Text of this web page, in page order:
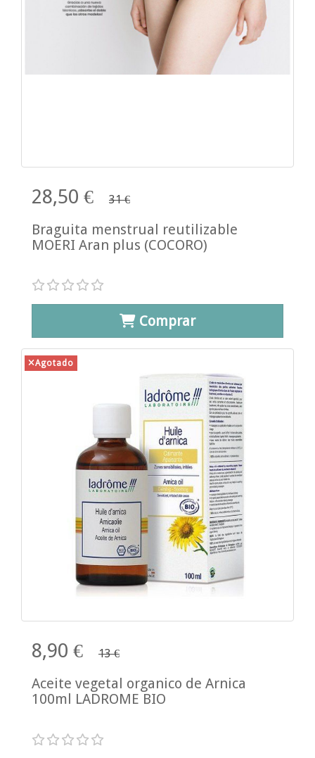
28,50 € 31 €
Braguita menstrual reutilizable
MOERI Aran plus (COCORO)
Comprar
Agotado
8,90 € 13 €
Aceite vegetal organico de Arnica
100ml LADROME BIO